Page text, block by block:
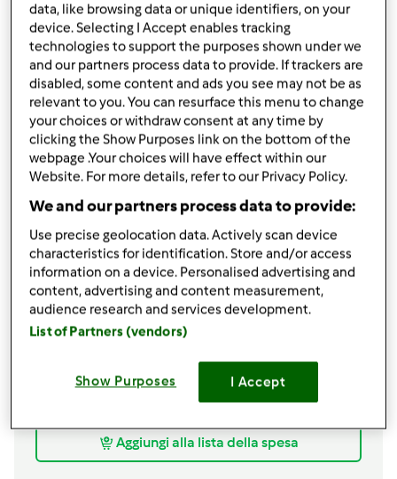
condividi la ricetta
Crea variante
Ingredienti
3 spicchi di aglio
1verza piccola
3spicchiaglio sbucciato
4 o 5 ramettiprezzemolo
20grammiolio di oliva extravergine
1pizzicopeperoncino in polvere,
cucchiainicapperi sgocciolati
Aggiungi alla lista della spesa
data, like browsing data or unique identifiers, on your
device. Selecting I Accept enables tracking
technologies to support the purposes shown under we
and our partners process data to provide. If trackers are
disabled, some content and ads you see may not be as
relevant to you. You can resurface this menu to change
your choices or withdraw consent at any time by
clicking the Show Purposes link on the bottom of the
webpage .Your choices will have effect within our
Website. For more details, refer to our Privacy Policy.
We and our partners process data to provide:
Use precise geolocation data. Actively scan device
characteristics for identification. Store and/or access
information on a device. Personalised advertising and
content, advertising and content measurement,
audience research and services development.
List of Partners (vendors)
Show Purposes I Accept